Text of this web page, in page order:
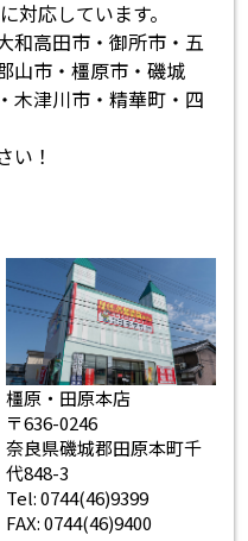
対応しています。
和高田市・御所市・五
山市・橿原市・磯城
木津川市・精華町・四
い！
橿原・田原本店
〒636-0246
奈良県磯城郡田原本町千
代848-3
Tel: 0744(46)9399
FAX: 0744(46)9400